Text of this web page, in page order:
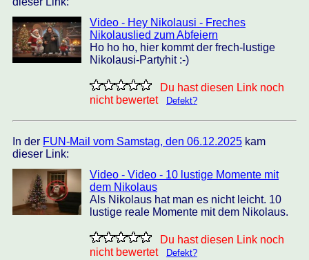
Video - Hey Nikolausi - Freches
Nikolauslied zum Abfeiern
Ho ho ho, hier kommt der frech-lustige
Nikolausi-Partyhit :-)
Du hast diesen Link noch
nicht bewertet
Defekt?
In der FUN-Mail vom Samstag, den 06.12.2025 kam
dieser Link:
Video - Video - 10 lustige Momente mit
dem Nikolaus
Als Nikolaus hat man es nicht leicht. 10
lustige reale Momente mit dem Nikolaus.
Du hast diesen Link noch
nicht bewertet
Defekt?